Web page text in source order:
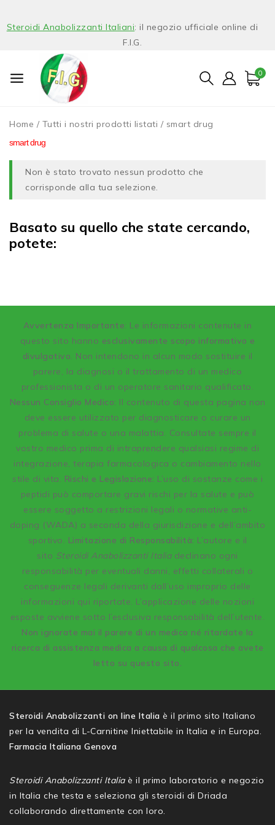
Steroidi Anabolizzanti Italiani: il negozio ufficiale online di
F.I.G.
0
Home / Tutti i nostri prodotti listati / smart drug
smart drug
Non è stato trovato nessun prodotto che
corrisponde alla tua selezione.
Basato su quello che state cercando,
potete:
Avvertenza Importante: Le informazioni contenute in
questo sito hanno esclusivamente scopo informativo e
divulgativo. Non intendono in alcun modo sostituire il
parere, la diagnosi o il trattamento di un medico
professionista o di un operatore sanitario qualificato.
Nessun Consiglio Medico: Il contenuto di questa pagina non
deve essere utilizzato per diagnosticare o curare un
problema di salute o una malattia. Consultate sempre il
vostro medico prima di intraprendere qualsiasi regime di
integrazione, terapia farmacologica o cambiamento nello
stile di vita. Rischi e Legislazione: L’uso di sostanze come i
peptidi può comportare gravi rischi per la salute e può
essere soggetto a restrizioni legali o normative anti-
doping (WADA) a seconda della giurisdizione e dell’ambito
sportivo. Limitazione di Responsabilità: L’autore e il
sito Steroidi Anabolizzanti Italiadeclinano ogni
responsabilità per eventuali danni, effetti collaterali o
conseguenze legali derivanti dall’uso improprio delle
informazioni qui riportate. L’applicazione delle nozioni
esposte avviene sotto l’esclusiva responsabilità dell’utente.
Non ignorate mai il parere di un medico né ritardate la
ricerca di assistenza medica a causa di qualcosa che avete
letto su questo sito.
Steroidi Anabolizzanti on line Italia è il primo sito Italiano
per la vendita di L-Carnitine Iniettabile in Italia e in Europa.
Farmacia Italiana Genova
Steroidi Anabolizzanti Italiaè il primo laboratorio e negozio
in Italia che testa e seleziona gli steroidi di Driada
collaborando direttamente con loro.